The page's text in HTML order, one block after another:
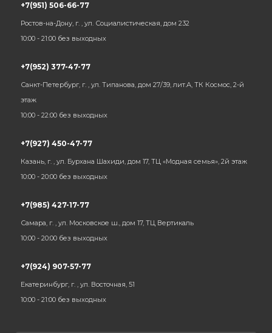
+7(951) 506-66-77
Ростов-на-Дону, г. , ул. Социалистическая, дом 232
10:00 - 21:00 без выходных
+7(952) 377-47-77
Санкт-Петербург, г. , ул. Типанова, дом 27/39, лит.А, ТК Космос, 2-й
этаж
10:00 - 22:00 без выходных
+7(927) 450-47-77
Казань, г. , ул. Бурхана Шахиди, дом 17, ТЦ «Модная семья», 2й этаж
10:00 - 20:00 без выходных
+7(985) 427-17-77
Самара, г. , ул. Московское ш., дом 17, ТЦ Вертикаль
10:00 - 20:00 без выходных
+7(924) 907-57-77
Екатеринбург, г. , ул. Восточная, 51
10:00 - 21:00 без выходных